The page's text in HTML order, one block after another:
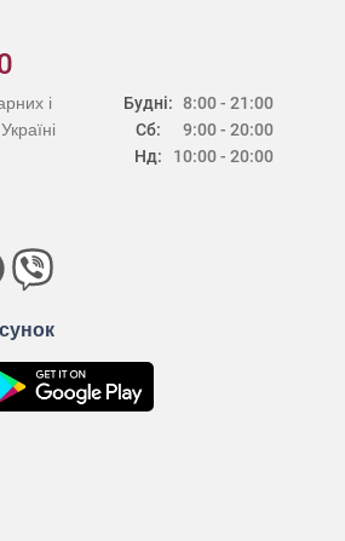
Будні:
Сб:
Нд:
8:00 - 21:00
9:00 - 20:00
10:00 - 20:00
і